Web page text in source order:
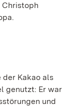
Christoph
Kakao als
genutzt: Er war
und